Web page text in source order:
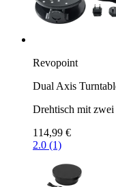
Revopoint
Dual Axis
Drehtisch mit zwei
114,99 €
2.0 (1)